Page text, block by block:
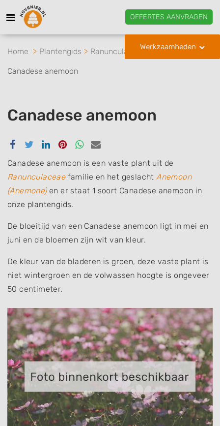
OFFERTES AANVRAGEN
Werkzaamheden
Home Plantengids Ranunculaceae Anemoon
Canadese anemoon
Canadese anemoon
Delen
Facebook
Delen
Twitter
Delen
Linkedin
Delen
Pinterest
Delen
Whatsapp
Delen
email
Canadese anemoon is een vaste plant uit de
Ranunculaceaefamilie en het geslachtAnemoon
(Anemone)en er staat 1 soort Canadese anemoon in
onze plantengids.
De bloeitijd van een Canadese anemoon ligt in mei en
juni en de bloemen zijn wit van kleur.
De kleur van de bladeren is groen, deze vaste plant is
niet wintergroen en de volwassen hoogte is ongeveer
50 centimeter.